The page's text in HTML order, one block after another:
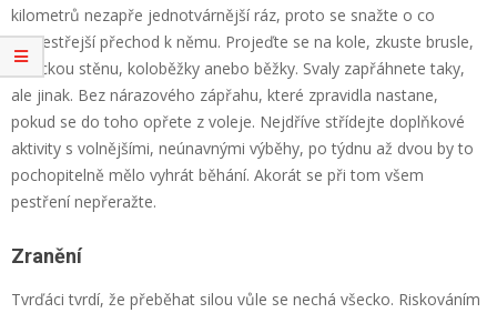
kilometrů nezapře jednotvárnější ráz, proto se snažte o co
nejpestřejší přechod k němu. Projeďte se na kole, zkuste brusle,
lezeckou stěnu, koloběžky anebo běžky. Svaly zapřáhnete taky,
ale jinak. Bez nárazového zápřahu, které zpravidla nastane,
pokud se do toho opřete z voleje. Nejdříve střídejte doplňkové
aktivity s volnějšími, neúnavnými výběhy, po týdnu až dvou by to
pochopitelně mělo vyhrát běhání. Akorát se při tom všem
pestření nepřeražte.
Zranění
Tvrďáci tvrdí, že přeběhat silou vůle se nechá všecko. Riskováním